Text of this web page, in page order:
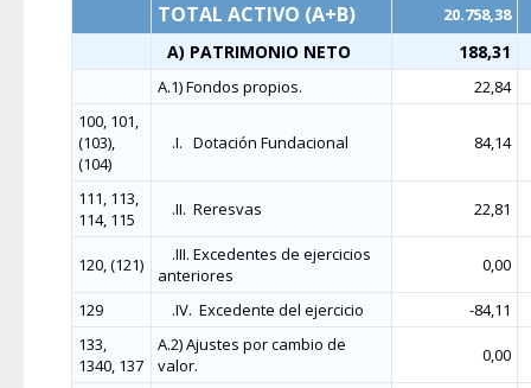
TOTAL ACTIVO (A+B) 20.758,38
A) PATRIMONIO NETO 188,31
A.1) Fondos propios.
22,84
100, 101,
(103),
(104)
.I. Dotación Fundacional 84,14
111, 113,
114, 115
.II. Reresvas 22,81
120, (121)
.III. Excedentes de ejercicios
anteriores
0,00
129 .IV. Excedente del ejercicio
-84,11
133,
1340, 137
A.2) Ajustes por cambio de
valor.
0,00